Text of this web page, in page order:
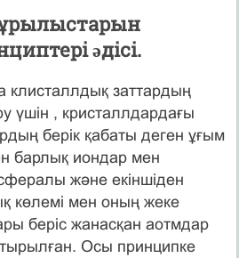
әдісі.
клисталлдық заттардың
үшін , кристаллдардағы
берік қабаты деген ұғым
барлық иондар мен
және екіншіден
көлемі мен оның жеке
беріс жанасқан аотмдар
Осы принципке